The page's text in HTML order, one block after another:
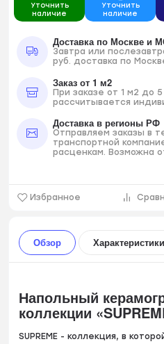
Уточнить
наличие
Уточнить
наличие
Доставка по Москве и
Завтра или
руб. доставка по
Заказ от 1 м2
При заказе от 1 м2 до
рассчитывается
Доставка в регионы РФ
Отправляем заказы в
транспортной
расценкам. Возможна
Избранное
Обзор Характеристики
Напольный
коллекции
SUPREME - коллекция, в